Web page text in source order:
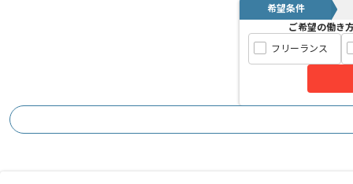
希望条件
ご希望の働き
フリーランス